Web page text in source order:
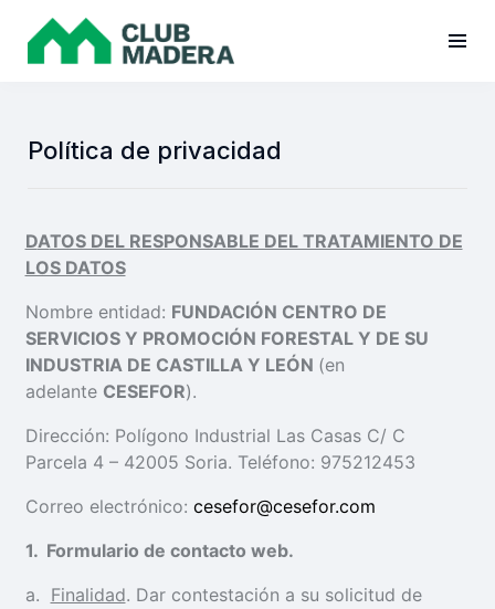
Política de privacidad
DATOS DEL RESPONSABLE DEL TRATAMIENTO DE
LOS DATOS
Nombre entidad: FUNDACIÓN CENTRO DE
SERVICIOS Y PROMOCIÓN FORESTAL Y DE SU
INDUSTRIA DE CASTILLA Y LEÓN (en
adelante CESEFOR).
Dirección: Polígono Industrial Las Casas C/ C
Parcela 4 – 42005 Soria. Teléfono: 975212453
Correo electrónico: cesefor@cesefor.com
1. Formulario de contacto web.
a. Finalidad. Dar contestación a su solicitud de